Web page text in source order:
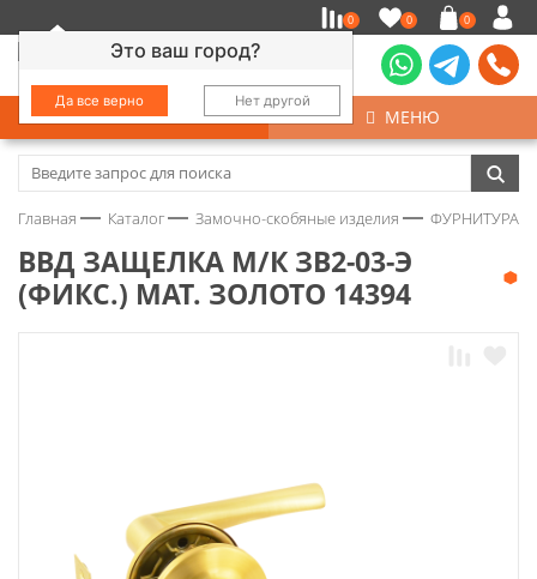
Это ваш город?
Да все верно Нет другой
0 0 0
КАТАЛОГ МЕНЮ
Замочно-скобяные изделия
Колеса
Главная Каталог Замочно-скобяные изделия ФУРНИТУРА
ВВД ЗАЩЕЛКА М/К ЗВ2-03-Э
(ФИКС.) МАТ. ЗОЛОТО 14394